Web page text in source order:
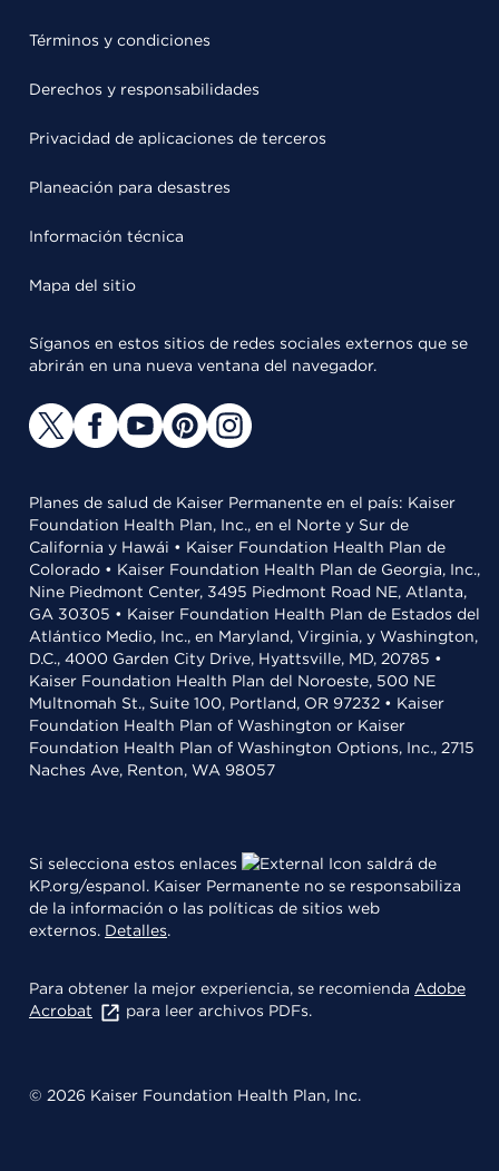
Términos y condiciones
Derechos y responsabilidades
Privacidad de aplicaciones de terceros
Planeación para desastres
Información técnica
Mapa del sitio
Síganos en estos sitios de redes sociales externos que se
abrirán en una nueva ventana del navegador.
Planes de salud de Kaiser Permanente en el país: Kaiser
Foundation Health Plan, Inc., en el Norte y Sur de
California y Hawái • Kaiser Foundation Health Plan de
Colorado • Kaiser Foundation Health Plan de Georgia, Inc.,
Nine Piedmont Center, 3495 Piedmont Road NE, Atlanta,
GA 30305 • Kaiser Foundation Health Plan de Estados del
Atlántico Medio, Inc., en Maryland, Virginia, y Washington,
D.C., 4000 Garden City Drive, Hyattsville, MD, 20785 •
Kaiser Foundation Health Plan del Noroeste, 500 NE
Multnomah St., Suite 100, Portland, OR 97232 • Kaiser
Foundation Health Plan of Washington or Kaiser
Foundation Health Plan of Washington Options, Inc., 2715
Naches Ave, Renton, WA 98057
Si selecciona estos enlaces
saldrá de
KP.org/espanol. Kaiser Permanente no se responsabiliza
de la información o las políticas de sitios web
externos. Detalles.
Para obtener la mejor experiencia, se recomienda Adobe
Acrobat
para leer archivos PDFs.
© 2026 Kaiser Foundation Health Plan, Inc.